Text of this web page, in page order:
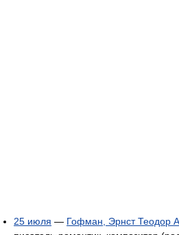
25 июля — Гофман, Эрнст Теодор